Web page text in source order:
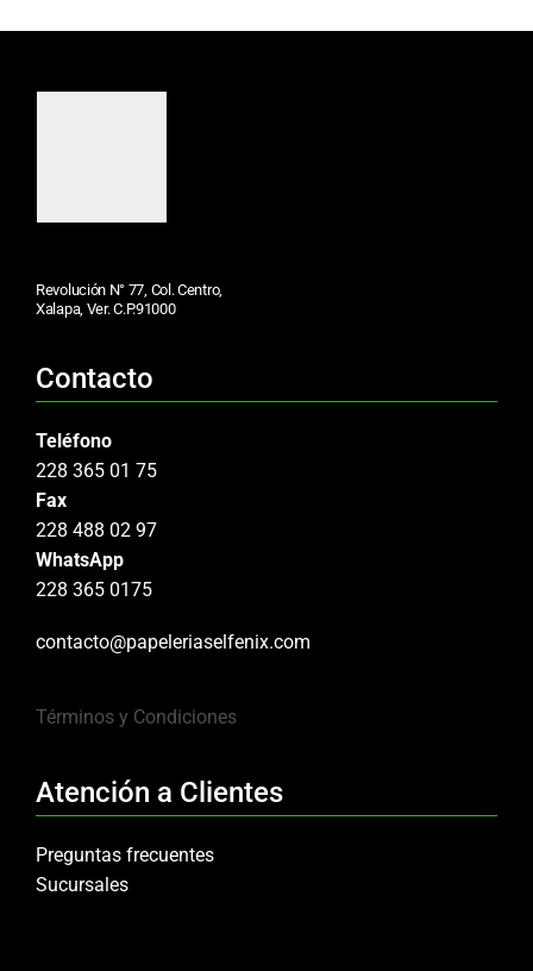
Revolución N° 77, Col. Centro,
Xalapa, Ver. C.P.91000
Contacto
Teléfono
228 365 01 75
Fax
228 488 02 97
WhatsApp
228 365 0175
contacto@papeleriaselfenix.com
Términos y Condiciones
Atención a Clientes
Preguntas frecuentes
Sucursales